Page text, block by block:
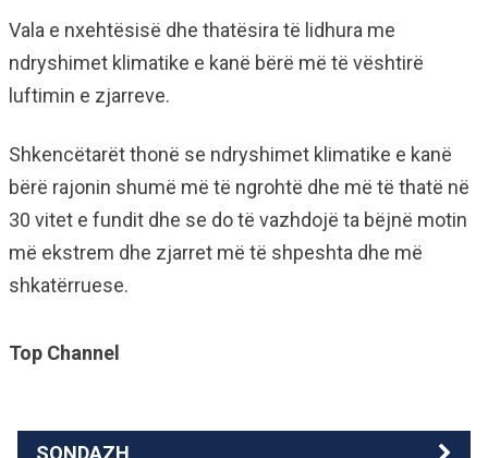
Vala e nxehtësisë dhe thatësira të lidhura me
ndryshimet klimatike e kanë bërë më të vështirë
luftimin e zjarreve.
Shkencëtarët thonë se ndryshimet klimatike e kanë
bërë rajonin shumë më të ngrohtë dhe më të thatë në
30 vitet e fundit dhe se do të vazhdojë ta bëjnë motin
më ekstrem dhe zjarret më të shpeshta dhe më
shkatërruese.
Top Channel